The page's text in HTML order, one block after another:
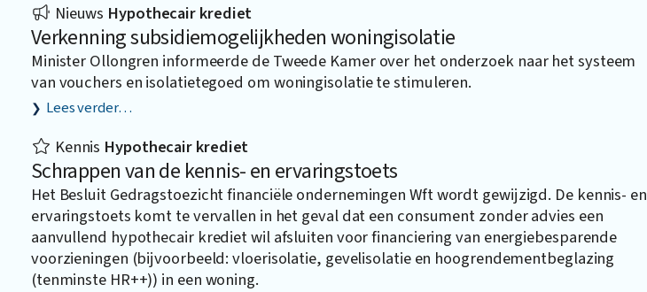
Nieuws Hypothecair krediet
Verkenning subsidiemogelijkheden woningisolatie
Minister Ollongren informeerde de Tweede Kamer over het onderzoek naar het systeem
van vouchers en isolatietegoed om woningisolatie te stimuleren.
Lees verder…
Kennis Hypothecair krediet
Schrappen van de kennis- en ervaringstoets
Het Besluit Gedragstoezicht financiële ondernemingen Wft wordt gewijzigd. De kennis- en
ervaringstoets komt te vervallen in het geval dat een consument zonder advies een
aanvullend hypothecair krediet wil afsluiten voor financiering van energiebesparende
voorzieningen (bijvoorbeeld: vloerisolatie, gevelisolatie en hoogrendementbeglazing
(tenminste HR++)) in een woning.